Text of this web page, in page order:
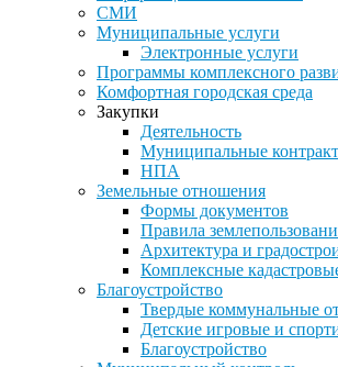
СМИ
Муниципальные услуги
Электронные услуги
Программы комплексного
Комфортная городская среда
Закупки
Деятельность
Муниципальные
НПА
Земельные отношения
Формы документов
Правила
Архитектура и
Комплексные
Благоустройство
Твердые коммунальные
Детские игровые и
Благоустройство